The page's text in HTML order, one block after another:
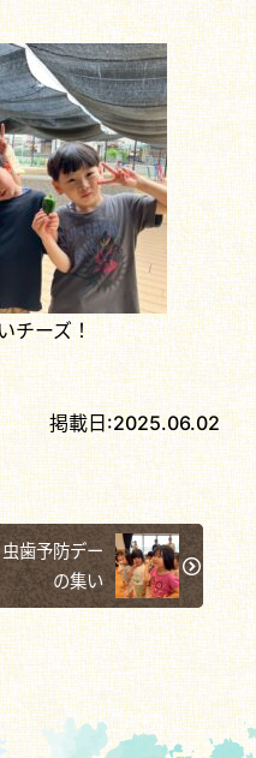
チーズ！
掲載日:2025.06.02
虫歯予防デー
の集い